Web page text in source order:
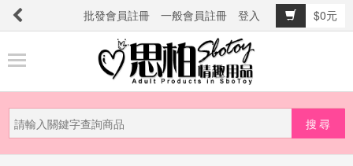
批發會員註冊 一般會員註冊 登入
$0元
品
新